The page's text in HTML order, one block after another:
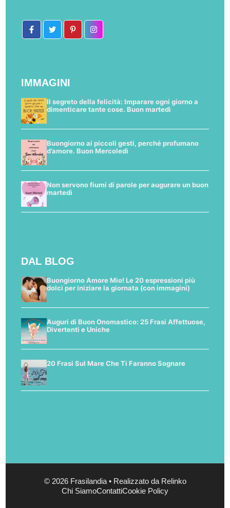
IMMAGINI
Il segreto della felicità: Imparare ogni giorno a
dimenticare tante cose. Buon martedì
Buongiorno ai piccoli gesti, perché profumano
d’amore. Buon Mercoledì
Non servono fiumi di parole per augurare un buon
martedì
DAL BLOG
Buongiorno Amore Mio! Le 20 espressioni più
dolci per iniziare la giornata (con immagini)
Auguri di Buon Onomastico: 25 Frasi Affettuose,
Divertenti e Uniche
20 Frasi Sul Mare Che Ti Faranno Sognare
© 2026 Frasilandia • Realizzato da Relinko
Chi SiamoContattiCookie Policy